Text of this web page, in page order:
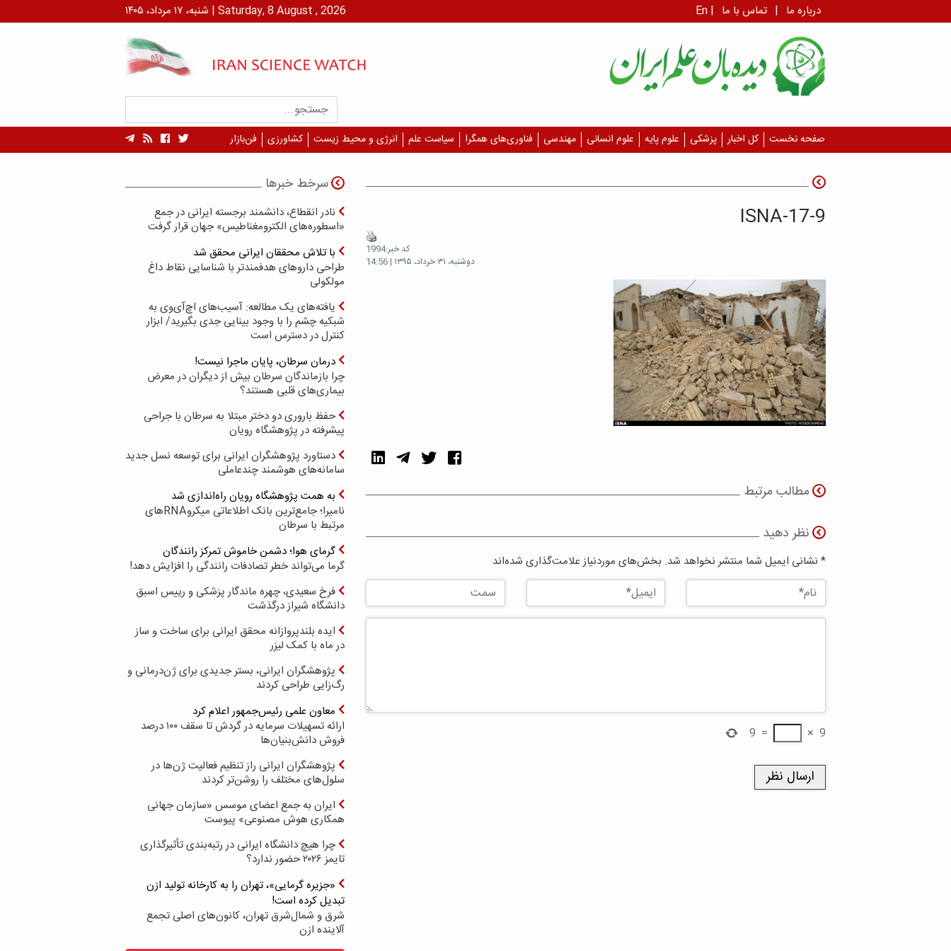
شنبه، ۱۷ مرداد، ۱۴۰۵ | Saturday, 8 August , 2026 En | درباره ما | تماس با ما
صفحه نخست کل اخبار پزشکی علوم پایه علوم انسانی مهندسی فناوری‌های همگرا سیاست علم انرژی و محیط زیست کشاورزی فن‌بازار
ISNA-17-9
کد خبر:1994
دوشنبه، ۳۱ خرداد، ۱۳۹۵ | 14:56
مطالب مرتبط
نظر دهید
* نشانی ایمیل شما منتشر نخواهد شد. بخش‌های موردنیاز علامت‌گذاری شده‌اند
9
×
=
9
سرخط خبرها
نادر انقطاع، دانشمند برجسته ایرانی در جمع
«اسطوره‌های الکترومغناطیس» جهان قرار گرفت
با تلاش محققان ایرانی محقق شد
طراحی داروهای هدفمندتر با شناسایی نقاط داغ
مولکولی
یافته‌های یک مطالعه: آسیب‌های اچ‌آی‌وی به
شبکیه چشم را با وجود بینایی جدی بگیرید/ ابزار
کنترل در دسترس است
درمان سرطان، پایان ماجرا نیست!
چرا بازماندگان سرطان بیش از دیگران در معرض
بیماری‌های قلبی هستند؟
حفظ باروری دو دختر مبتلا به سرطان با جراحی
پیشرفته در پژوهشگاه رویان
دستاورد پژوهشگران ایرانی برای توسعه نسل جدید
سامانه‌های هوشمند چندعاملی
به همت پژوهشگاه رویان راه‌اندازی شد
نامیرا؛ جامع‌ترین بانک اطلاعاتی میکروRNAهای
مرتبط با سرطان
گرمای هوا؛ دشمن خاموش تمرکز رانندگان
گرما می‌تواند خطر تصادفات رانندگی را افزایش دهد!
فرخ سعیدی، چهره ماندگار پزشکی و رییس اسبق
دانشگاه شیراز درگذشت
ایده بلندپروازانه محقق ایرانی برای ساخت و ساز
در ماه با کمک لیزر
پژوهشگران ایرانی، بستر جدیدی برای ژن‌درمانی و
رگ‌زایی طراحی کردند
معاون علمی رئیس‌جمهور اعلام کرد
ارائه تسهیلات سرمایه در گردش تا سقف ۱۰۰ درصد
فروش دانش‌بنیان‌ها
پژوهشگران ایرانی راز تنظیم فعالیت ژن‌ها در
سلول‌های مختلف را روشن‌تر کردند
ایران به جمع اعضای موسس «سازمان جهانی
همکاری هوش مصنوعی» پیوست
چرا هیچ دانشگاه ایرانی در رتبه‌بندی تأثیرگذاری
تایمز ۲۰۲۶ حضور ندارد؟
«جزیره گرمایی»، تهران را به کارخانه تولید ازن
تبدیل کرده است!
شرق و شمال‌شرق تهران، کانون‌های اصلی تجمع
آلاینده ازن